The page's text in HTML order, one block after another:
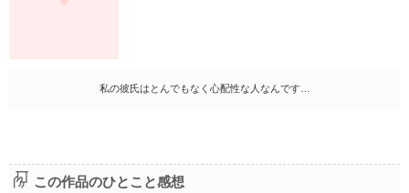
私の彼氏はとんでもなく心配性な人なんです…
この作品のひとこと感想